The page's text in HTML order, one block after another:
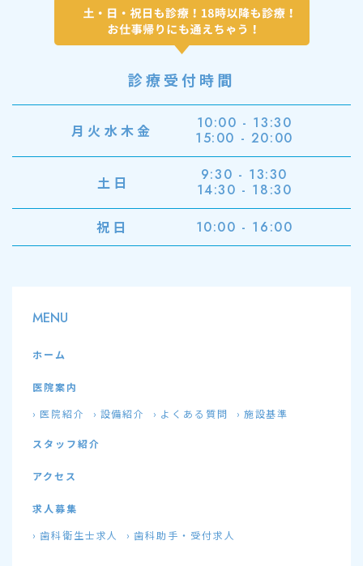
診療受付時間
月火水木金
10:00 - 13:30
15:00 - 20:00
土日
9:30 - 13:30
14:30 - 18:30
祝日 10:00 - 16:00
MENU
ホーム
医院案内
医院紹介
設備紹介 よくある質問 施設基準
スタッフ紹介
アクセス
求人募集
歯科衛生士求人
歯科助手・受付求人